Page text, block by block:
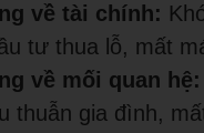
về tài chính:
tư thua lỗ, mất
về mối quan hệ:
thuẫn gia đình,